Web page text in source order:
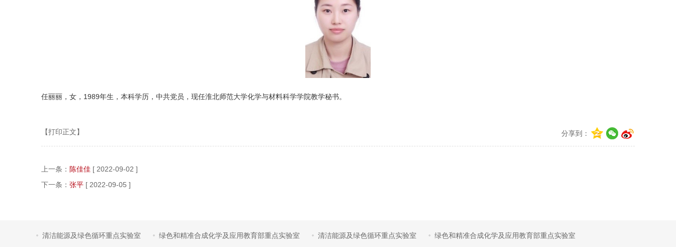
任丽丽，女，1989年生，本科学历，中共党员，现任淮北师范大学化学与材料科学学院教学秘书。
分享到：
【打印正文】
上一条： 陈佳佳 [ 2022-09-02 ]
下一条： 张平 [ 2022-09-05 ]
清洁能源及绿色循环重点实验室 绿色和精准合成化学及应用教育部重点实验室 清洁能源及绿色循环重点实验室 绿色和精准合成化学及应用教育部重点实验室